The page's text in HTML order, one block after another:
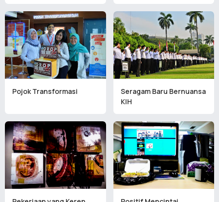
Pojok Transformasi
Seragam Baru Bernuansa
KIH